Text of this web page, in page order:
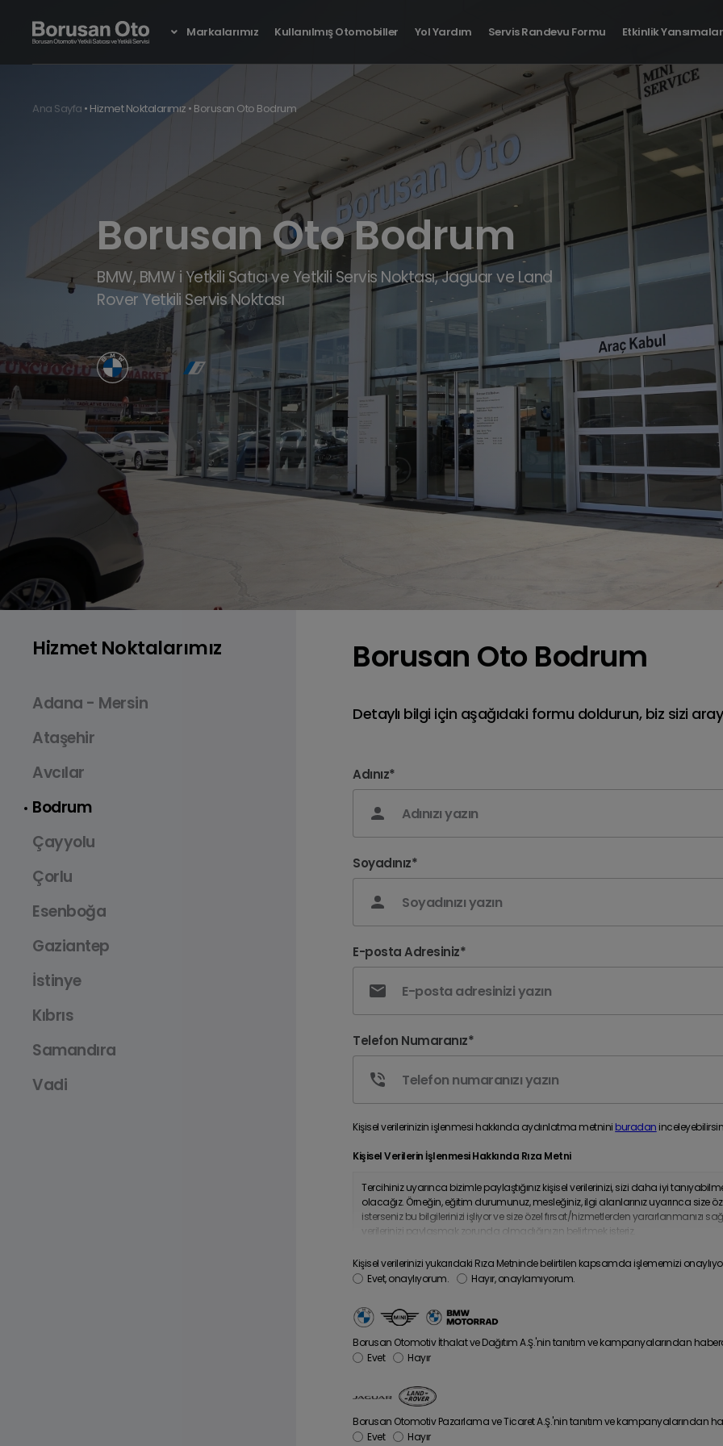
Markalarımız Kullanılmış Otomobiller Yol Yardım Servis Randevu Formu Etkinlik
Yeni BMW iX
Tamamen Elektrikli
BMW i4
Tamamen Elektrikli
BMW i7
Tamamen Elektrikli
BMW 2 Serisi Gran Coupé
Benzinli • Dizel
BMW 2 Serisi Active Tourer
Benzinli
BMW 3 Serisi
Benzinli
Modelleri
MINI COUNTRYMAN MINI COOPER 5
JOHN COOPER WORKS
Tüm MINI
Modelleri
Ana Sayfa • Hizmet Noktalarımız • Borusan Oto Bodrum
Borusan Oto Bodrum
BMW, BMW i Yetkili Satıcı ve Yetkili Servis Noktası, Jaguar ve Land
Rover Yetkili Servis Noktası
Hizmet Noktalarımız
Adana - Mersin
Ataşehir
Avcılar
Bodrum
Çayyolu
Çorlu
Esenboğa
Gaziantep
İstinye
Kıbrıs
Samandıra
Vadi
Borusan Oto Bodrum
Detaylı bilgi için aşağıdaki formu doldurun, biz sizi
Adınız*
Soyadınız*
E-posta Adresiniz*
Telefon Numaranız*
Kişisel verilerinizin işlenmesi hakkında aydınlatma metnini buradan
Kişisel Verilerin İşlenmesi Hakkında Rıza Metni
Tercihiniz uyarınca bizimle paylaştığınız kişisel verilerinizi, sizi daha iyi
olacağız. Örneğin, eğitim durumunuz, mesleğiniz, ilgi alanlarınız uyarınca size
isterseniz bu bilgilerinizi işliyor ve size özel fırsat/hizmetlerden yararlanmanızı
verilerinizi paylaşmak zorunda olmadığınızın belirtmek isteriz.
- İşlenmesi İstenen Kişisel Veriler:Ürün/hizmetlerimize ilişkin tercih, beğeni ve
sizinle olan ilişkimiz kapsamında sağladığınız müşteri işlem bilgileriniz; satın
iletişim bilgileriniz, bize sağladığınız kişisel verilerinizin analizi sonucunda elde
- Verilerin İşlenme Amaçları:Ürün/hizmetlerimize dair deneyiminizi
segmentasyon ve pazarlama analizleri süreçlerini yürütmek; müşterilerimizin
belirlemek ve pazarlama faaliyetlerimizin etkinliğini ölçmek.
- Verilerin Faaliyet Kapsamında Aktarılacağı Taraflar:Yukarıdaki aynı
hizmet aldığımız tedarikçiler, iş ortaklarımız, grup şirketlerimiz ve üreticiler.
Kişisel verilerinizi yukarıdaki Rıza Metninde belirtilen kapsamda işlememizi
Evet, onaylıyorum.
Hayır, onaylamıyorum.
Borusan Otomotiv İthalat ve Dağıtım A.Ş.'nin tanıtım ve kampanyalarından
Evet
Hayır
Borusan Otomotiv Pazarlama ve Ticaret A.Ş.'nin tanıtım ve kampanyalarından
Evet
Hayır